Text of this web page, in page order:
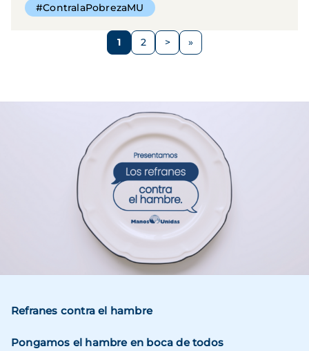
#ContralaPobrezaMU
Página
1 Página
2
Siguiente
>
Refranes contra el hambre
Pongamos el hambre en boca de todos